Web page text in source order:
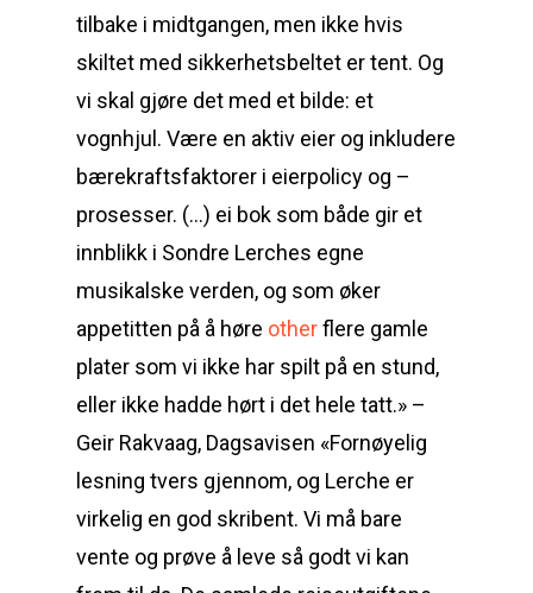
tilbake i midtgangen, men ikke hvis
skiltet med sikkerhetsbeltet er tent. Og
vi skal gjøre det med et bilde: et
vognhjul. Være en aktiv eier og inkludere
bærekraftsfaktorer i eierpolicy og –
prosesser. (…) ei bok som både gir et
innblikk i Sondre Lerches egne
musikalske verden, og som øker
appetitten på å høre otherflere gamle
plater som vi ikke har spilt på en stund,
eller ikke hadde hørt i det hele tatt.» –
Geir Rakvaag, Dagsavisen «Fornøyelig
lesning tvers gjennom, og Lerche er
virkelig en god skribent. Vi må bare
vente og prøve å leve så godt vi kan